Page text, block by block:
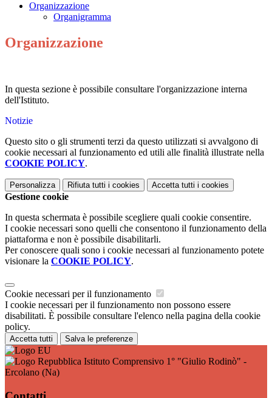
Organizzazione
Organigramma
Organizzazione
In questa sezione è possibile consultare l'organizzazione interna
dell'Istituto.
Notizie
Questo sito o gli strumenti terzi da questo utilizzati si avvalgono di
cookie necessari al funzionamento ed utili alle finalità illustrate nella
COOKIE POLICY.
Personalizza Rifiuta tutti i cookies Accetta tutti i cookies
Gestione cookie
In questa schermata è possibile scegliere quali cookie consentire.
I cookie necessari sono quelli che consentono il funzionamento della
piattaforma e non è possibile disabilitarli.
Per conoscere quali sono i cookie necessari al funzionamento potete
visionare la COOKIE POLICY.
Cookie necessari per il funzionamento
I cookie necessari per il funzionamento non possono essere
disabilitati. È possibile consultare l'elenco nella pagina della cookie
policy.
Accetta tutti Salva le preferenze
Istituto Comprensivo 1° "Giulio Rodinò" -
Ercolano (Na)